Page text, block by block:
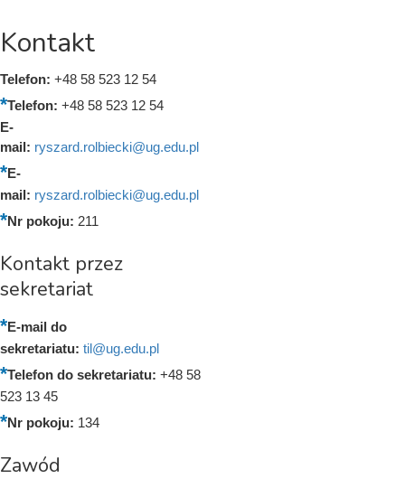
Kontakt
Telefon: +48 58 523 12 54
Telefon: +48 58 523 12 54
E-
mail: ryszard.rolbiecki@ug.edu.pl
E-
mail: ryszard.rolbiecki@ug.edu.pl
Nr pokoju: 211
Kontakt przez
sekretariat
E-mail do
sekretariatu: til@ug.edu.pl
Telefon do sekretariatu: +48 58
523 13 45
Nr pokoju: 134
Zawód